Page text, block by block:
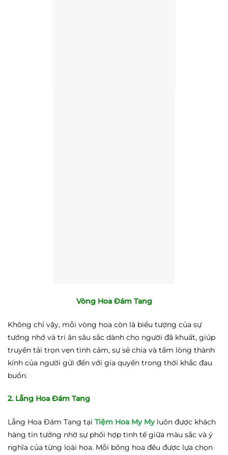
Vòng Hoa Đám Tang
Không chỉ vậy, mỗi vòng hoa còn là biểu tượng của sự
tưởng nhớ và tri ân sâu sắc dành cho người đã khuất, giúp
truyền tải trọn vẹn tình cảm, sự sẻ chia và tấm lòng thành
kính của người gửi đến với gia quyến trong thời khắc đau
buồn.
2. Lẵng Hoa Đám Tang
Lẵng Hoa Đám Tang tại Tiệm Hoa My Myluôn được khách
hàng tin tưởng nhờ sự phối hợp tinh tế giữa màu sắc và ý
nghĩa của từng loài hoa. Mỗi bông hoa đều được lựa chọn